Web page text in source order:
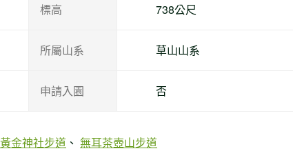
標高 738公尺
所屬山系 草山山系
申請入園 否
黃金神社步道 無耳茶壺山步道